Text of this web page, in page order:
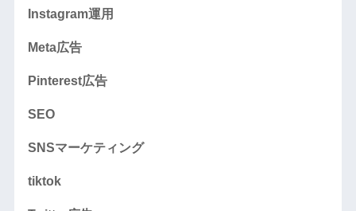
Instagram運用
Meta広告
Pinterest広告
SEO
SNSマーケティング
tiktok